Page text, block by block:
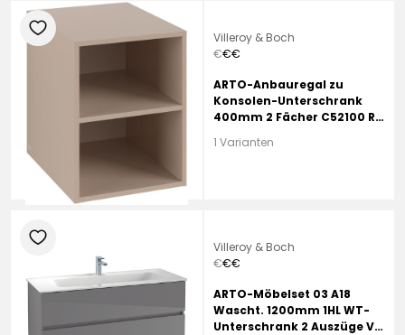
heart
Villeroy & Boch
€€€
ARTO-Anbauregal zu
Konsolen-Unterschrank
400mm 2 Fächer C52100 RR
1 Varianten
heart
Villeroy & Boch
€€€
ARTO-Möbelset 03 A18
Wascht. 1200mm 1HL WT-
Unterschrank 2 Auszüge VD